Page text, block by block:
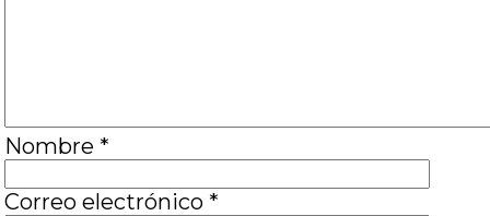
Nombre *
Correo electrónico *